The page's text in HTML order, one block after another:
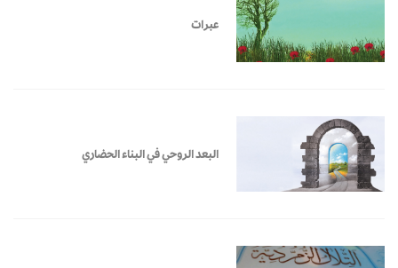
عبرات
البعد الروحي في البناء الحضاري